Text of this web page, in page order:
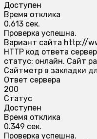
Доступен
Время отклика
0.613 сек.
Проверка успешна.
Вариант сайта http://
HTTP код ответа
статус: онлайн. Сайт
Сайтметр в закладки
Ответ сервера
200
Статус
Доступен
Время отклика
0.349 сек.
Проверка успешна.